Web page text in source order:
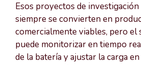
Esos proyectos de
siempre se convierten en
comercialmente viables, pero el
puede monitorizar en tiempo
de la batería y ajustar la carga